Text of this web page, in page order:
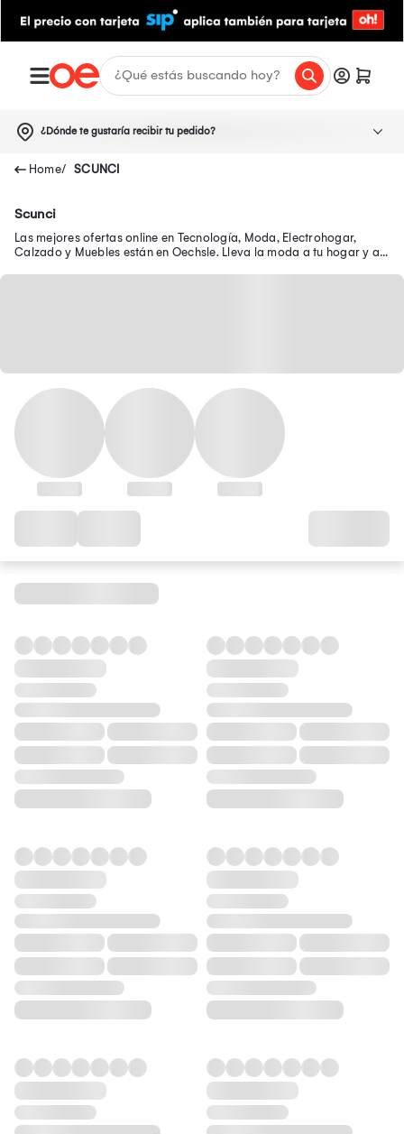
¿Dónde te gustaría recibir tu pedido?
SCUNCI
Scunci
Las mejores ofertas online en Tecnología, Moda, Electrohogar,
Calzado y Muebles están en Oechsle. Lleva la moda a tu hogar y a